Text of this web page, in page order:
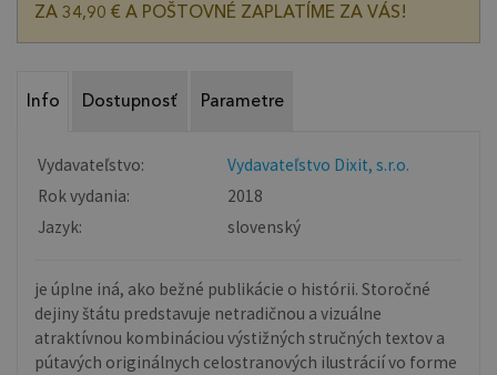
ZA 34,90 € A POŠTOVNÉ ZAPLATÍME ZA VÁS!
Info Dostupnosť Parametre
Vydavateľstvo:
Vydavateľstvo Dixit, s.r.o.
Rok vydania:
2018
Jazyk:
slovenský
je úplne iná, ako bežné publikácie o histórii. Storočné
dejiny štátu predstavuje netradičnou a vizuálne
atraktívnou kombináciou výstižných stručných textov a
pútavých originálnych celostranových ilustrácií vo forme